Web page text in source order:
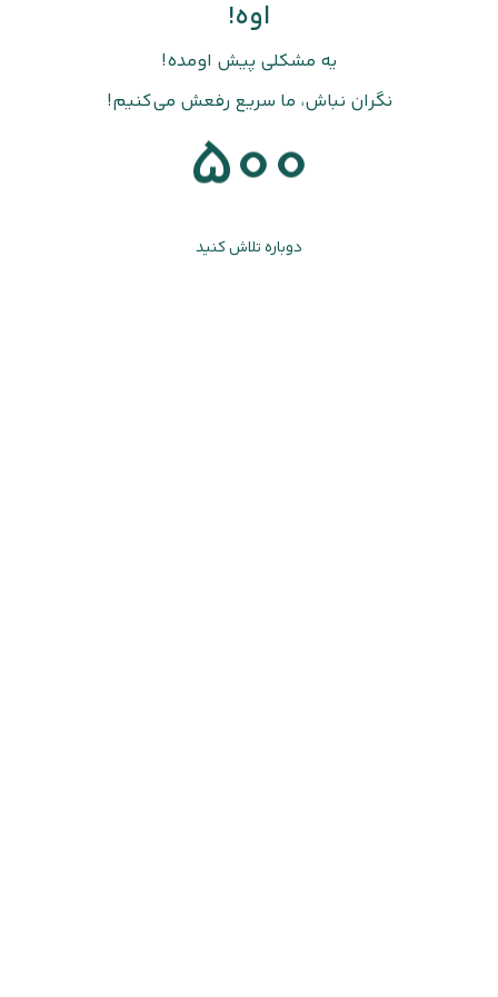
اوه!
یه مشکلی پیش اومده!
نگران نباش، ما سریع رفعش می‌کنیم!
500
دوباره تلاش کنید